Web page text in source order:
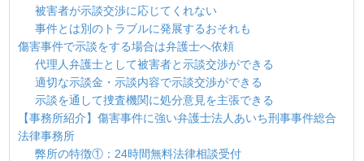
被害者が示談交渉に応じてくれない
事件とは別のトラブルに発展するおそれも
傷害事件で示談をする場合は弁護士へ依頼
代理人弁護士として被害者と示談交渉ができる
適切な示談金・示談内容で示談交渉ができる
示談を通して捜査機関に処分意見を主張できる
【事務所紹介】傷害事件に強い弁護士法人あいち刑事事件総合
法律事務所
弊所の特徴①：24時間無料法律相談受付